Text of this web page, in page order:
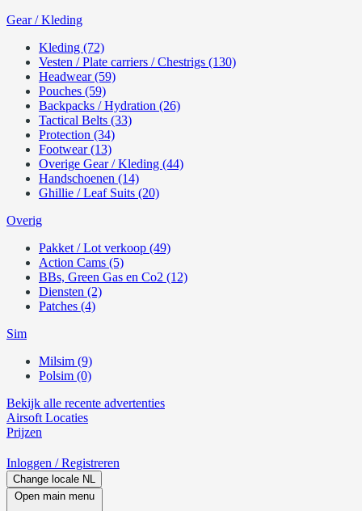
Gear / Kleding
Kleding (72)
Vesten / Plate carriers / Chestrigs (130)
Headwear (59)
Pouches (59)
Backpacks / Hydration (26)
Tactical Belts (33)
Protection (34)
Footwear (13)
Overige Gear / Kleding (44)
Handschoenen (14)
Ghillie / Leaf Suits (20)
Overig
Pakket / Lot verkoop (49)
Action Cams (5)
BBs, Green Gas en Co2 (12)
Diensten (2)
Patches (4)
Sim
Milsim (9)
Polsim (0)
Bekijk alle recente advertenties
Airsoft Locaties
Prijzen
Inloggen / Registreren
Change locale NL
Open main menu